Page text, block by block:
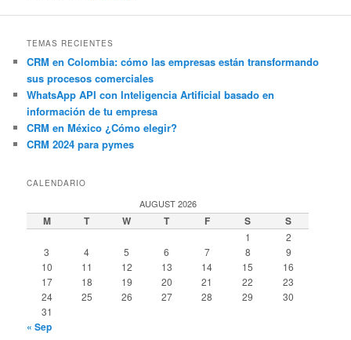
TEMAS RECIENTES
CRM en Colombia: cómo las empresas están transformando
sus procesos comerciales
WhatsApp API con Inteligencia Artificial basado en
información de tu empresa
CRM en México ¿Cómo elegir?
CRM 2024 para pymes
CALENDARIO
AUGUST 2026
M T W T F S S
1
2
3
4 5 6 7 8
9
10
11 12 13 14 15
16
17
18 19 20 21 22
23
24
25 26 27 28 29
30
31
« Sep